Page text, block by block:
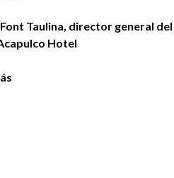
Taulina, director general del
Hotel